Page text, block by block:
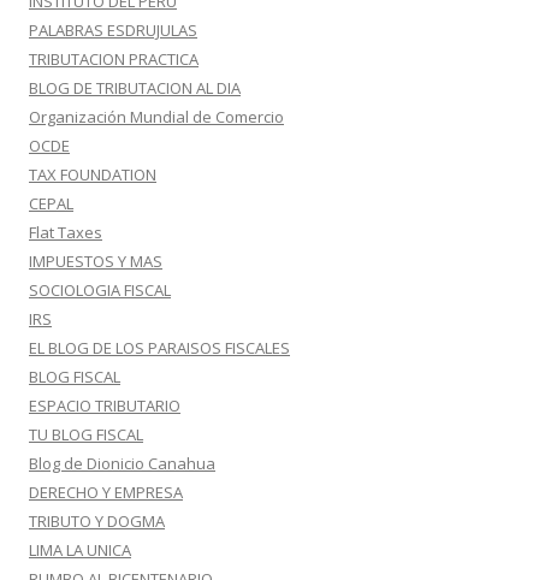
PALABRAS ESDRUJULAS
TRIBUTACION PRACTICA
BLOG DE TRIBUTACION AL DIA
Organización Mundial de Comercio
OCDE
TAX FOUNDATION
CEPAL
Flat Taxes
IMPUESTOS Y MAS
SOCIOLOGIA FISCAL
IRS
EL BLOG DE LOS PARAISOS FISCALES
BLOG FISCAL
ESPACIO TRIBUTARIO
TU BLOG FISCAL
Blog de Dionicio Canahua
DERECHO Y EMPRESA
TRIBUTO Y DOGMA
LIMA LA UNICA